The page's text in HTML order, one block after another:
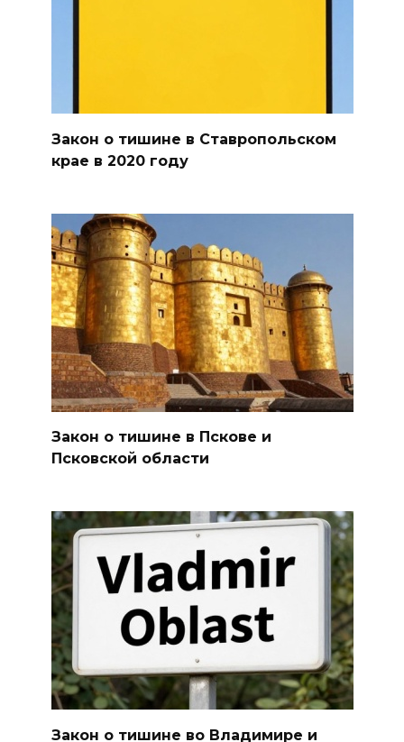
Закон о тишине в Ставропольском
крае в 2020 году
Закон о тишине в Пскове и
Псковской области
Закон о тишине во Владимире и